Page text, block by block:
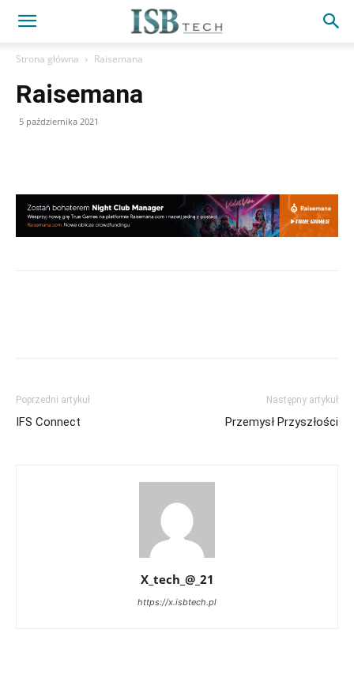
Strona główna Raisemana
Raisemana
5 października 2021
Poprzedni artykuł
IFS Connect
Następny artykuł
Przemysł Przyszłości
X_tech_@_21
https://x.isbtech.pl